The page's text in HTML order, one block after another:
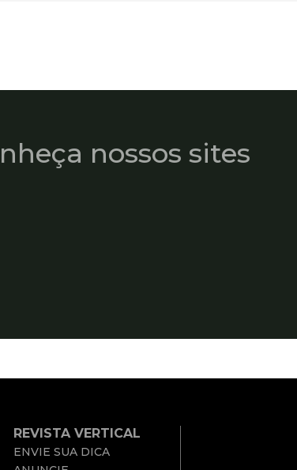
nossos sites
REVISTA VERTICAL
ENVIE SUA DICA